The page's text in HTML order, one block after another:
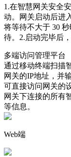
1.在智慧网关安全
动。网关启动后进
将等待不大于 30
待。2.启动完毕后
多端访问管理平台
通过移动终端扫描
网关的IP地址，并
可直接访问网关的
网关下连接的所有
等信息。
Web端